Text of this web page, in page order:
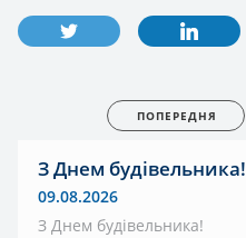
ПОПЕРЕДНЯ
З Днем будівельника!
09.08.2026
З Днем будівельника!